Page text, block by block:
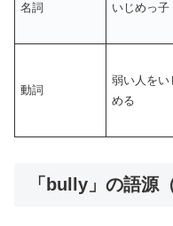
名詞 いじめっ子
動詞
弱い人をい
める
「bully」の語源